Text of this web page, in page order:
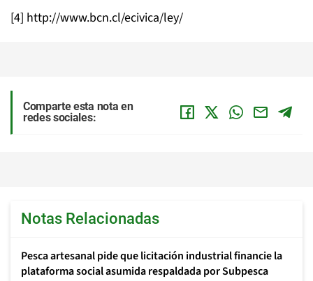
[4] http://www.bcn.cl/ecivica/ley/
Comparte esta nota en
redes sociales:
Notas Relacionadas
Pesca artesanal pide que licitación industrial financie la
plataforma social asumida respaldada por Subpesca